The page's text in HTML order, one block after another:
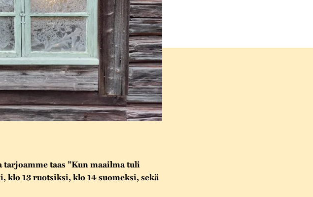
taas ”Kun maailma tuli
klo 13 ruotsiksi, klo 14 suomeksi, sekä